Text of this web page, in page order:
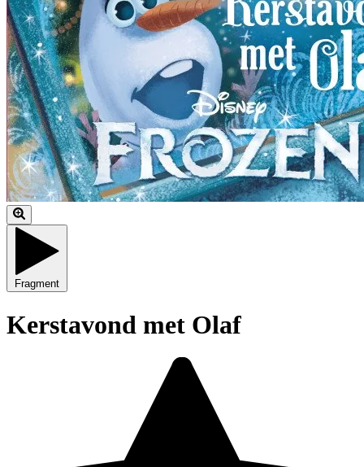
Fragment
Kerstavond met Olaf